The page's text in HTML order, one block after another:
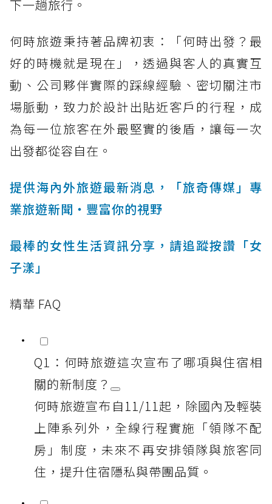
下一趟旅行。
何時旅遊秉持著品牌初衷：「何時出發？最
好的時機就是現在」，透過與客人的真實互
動、公司夥伴實際的踩線經驗、密切關注市
場脈動，致力於設計出貼近客戶的行程，成
為每一位旅客在外最堅實的後盾，讓每一次
出發都從容自在。
提供海內外旅遊最新消息，「旅奇傳媒」專
業旅遊新聞‧豐富你的視野
最棒的女性生活資訊分享，請追蹤按讚「女
子漾」
精華 FAQ
Q1：何時旅遊這次宣布了哪項與住宿相
關的新制度？
何時旅遊宣布自11/11起，除國內及輕裝
上陣系列外，全線行程實施「領隊不配
房」制度，未來不再安排領隊與旅客同
住，提升住宿隱私與帶團品質。